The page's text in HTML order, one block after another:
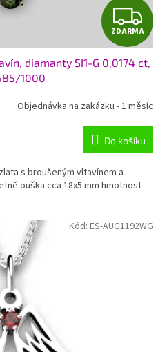
Z
D
A
R
M
A
ZDARMA
diamanty SI1-G 0,0174 ct,
1000
Objednávka na zakázku - 1 měsíc
Do košíku
s broušeným vltavínem a
ouška cca 18x5 mm hmotnost
Kód: ES-AUG1192WG